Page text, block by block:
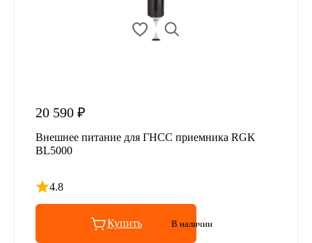
20 590 ₽
Внешнее питание для ГНСС приемника RGK
BL5000
4.8
Рейтинг 4.8 из 5
Купить В наличии